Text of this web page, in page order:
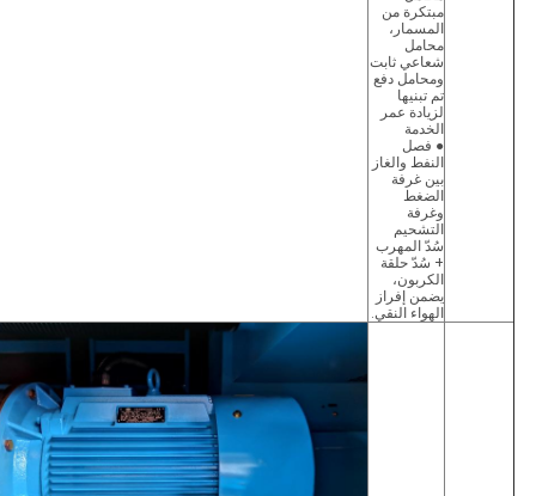
مبتكرة من
المسمار،
محامل
شعاعي ثابت
ومحامل دفع
تم تبنيها
لزيادة عمر
الخدمة
● فصل
النفط والغاز
بين غرفة
الضغط
وغرفة
التشحيم
سُدّ المهرب
+ سُدّ حلقة
الكربون،
يضمن إفراز
الهواء النقي.